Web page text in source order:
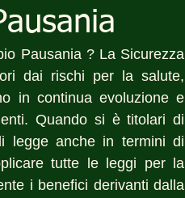
Pausania ? La Sicurezza
dai rischi per la salute,
in continua evoluzione e
Quando si è titolari di
legge anche in termini di
tutte le leggi per la
i benefici derivanti dalla